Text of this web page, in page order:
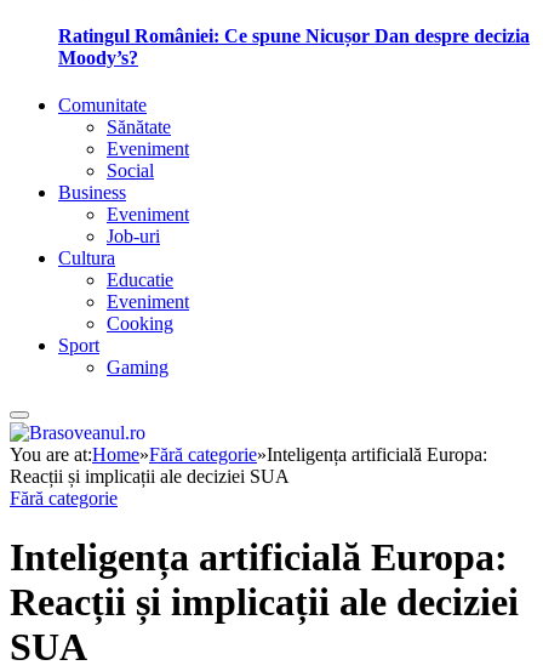
Ratingul României: Ce spune Nicușor Dan despre decizia
Moody’s?
Comunitate
Sănătate
Eveniment
Social
Business
Eveniment
Job-uri
Cultura
Educatie
Eveniment
Cooking
Sport
Gaming
You are at:Home»Fără categorie»Inteligența artificială Europa:
Reacții și implicații ale deciziei SUA
Fără categorie
Inteligența artificială Europa:
Reacții și implicații ale deciziei
SUA